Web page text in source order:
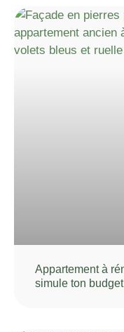
Appartement à
simule ton